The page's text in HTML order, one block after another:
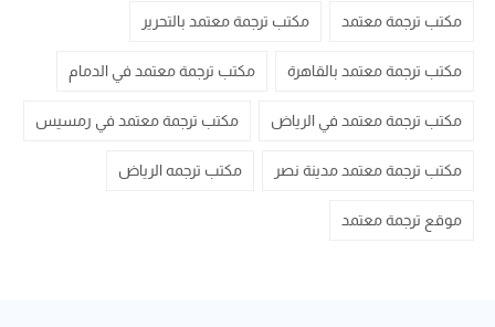
مكتب ترجمة معتمد مكتب ترجمة معتمد بالتحرير
مكتب ترجمة معتمد بالقاهرة مكتب ترجمة معتمد في الدمام
مكتب ترجمة معتمد في الرياض مكتب ترجمة معتمد في رمسيس
مكتب ترجمة معتمد مدينة نصر مكتب ترجمه الرياض
موقع ترجمة معتمد